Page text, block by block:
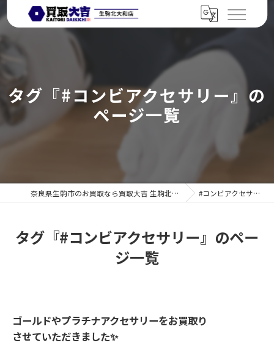
タグ『#コンビアクセサリー』の
ページ一覧
奈良県生駒市のお買取なら買取大吉 生駒北大和店 #コンビアクセサリー
タグ『#コンビアクセサリー』のペー
ジ一覧
ゴールドやプラチナアクセサリーをお買取り
させていただきました✨